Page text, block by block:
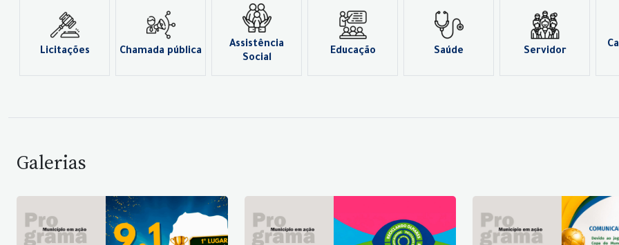
Licitações Chamada pública
Assistência
Social
Educação Saúde Servidor
Galerias